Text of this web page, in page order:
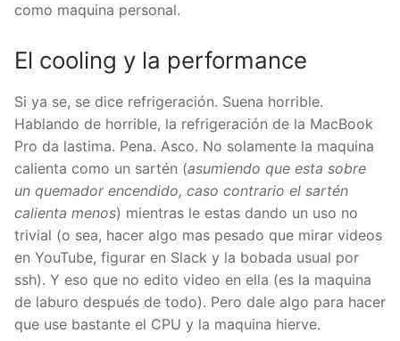
como maquina personal.
El cooling y la performance
Si ya se, se dice refrigeración. Suena horrible.
Hablando de horrible, la refrigeración de la MacBook
Pro da lastima. Pena. Asco. No solamente la maquina
calienta como un sartén (asumiendo que esta sobre
un quemador encendido, caso contrario el sartén
calienta menos) mientras le estas dando un uso no
trivial (o sea, hacer algo mas pesado que mirar videos
en YouTube, figurar en Slack y la bobada usual por
ssh). Y eso que no edito video en ella (es la maquina
de laburo después de todo). Pero dale algo para hacer
que use bastante el CPU y la maquina hierve.